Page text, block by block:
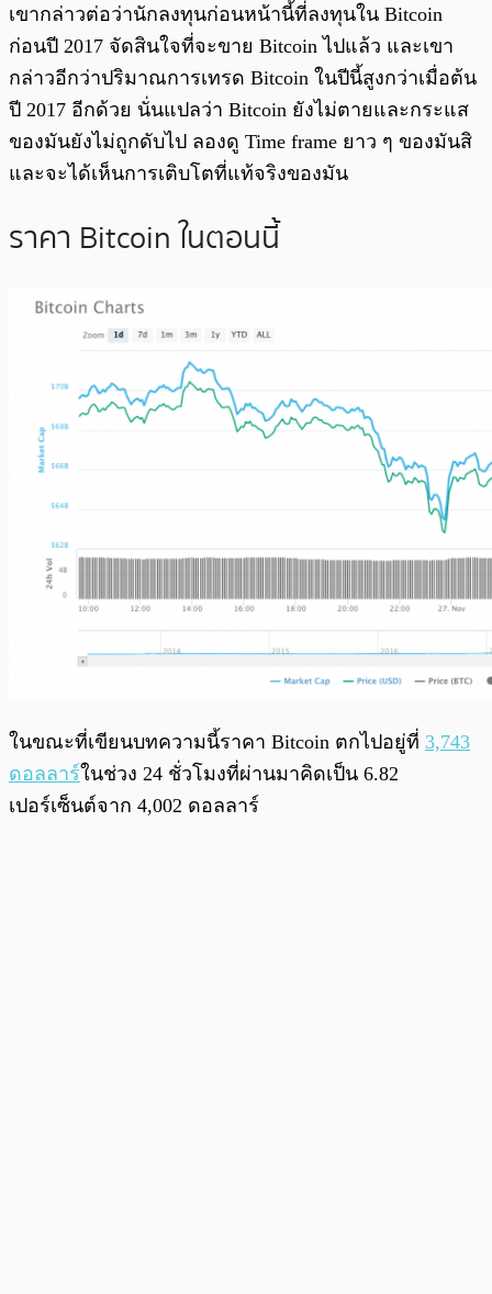
เขากล่าวต่อว่านักลงทุนก่อนหน้านี้ที่ลงทุนใน Bitcoin
ก่อนปี 2017 จัดสินใจที่จะขาย Bitcoin ไปแล้ว และเขา
กล่าวอีกว่าปริมาณการเทรด Bitcoin ในปีนี้สูงกว่าเมื่อต้น
ปี 2017 อีกด้วย นั่นแปลว่า Bitcoin ยังไม่ตายและกระแส
ของมันยังไม่ถูกดับไป ลองดู Time frame ยาว ๆ ของมันสิ
และจะได้เห็นการเติบโตที่แท้จริงของมัน
ราคา Bitcoin ในตอนนี้
ในขณะที่เขียนบทความนี้ราคา Bitcoin ตกไปอยู่ที่ 3,743
ดอลลาร์ในช่วง 24 ชั่วโมงที่ผ่านมาคิดเป็น 6.82
เปอร์เซ็นต์จาก 4,002 ดอลลาร์